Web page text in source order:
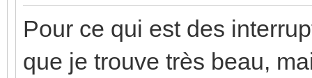
Pour ce qui est des
que je trouve très beau,